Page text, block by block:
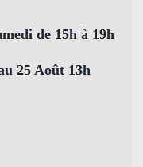
de 15h à 19h
25 Août 13h